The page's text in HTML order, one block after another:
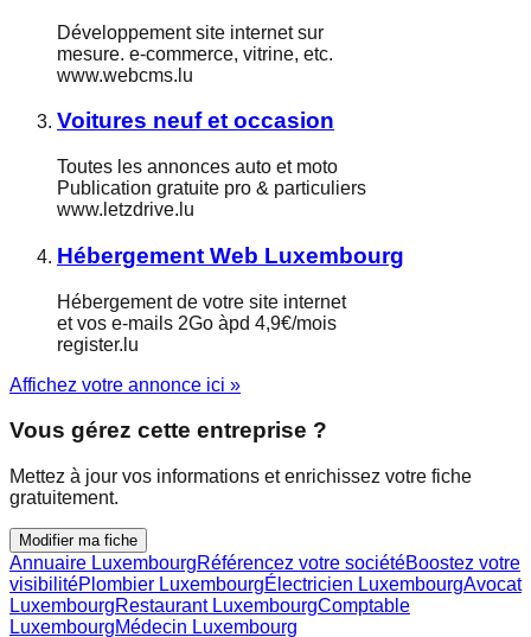
Développement site internet sur
mesure. e-commerce, vitrine, etc.
www.webcms.lu
Voitures neuf et occasion
Toutes les annonces auto et moto
Publication gratuite pro & particuliers
www.letzdrive.lu
Hébergement Web Luxembourg
Hébergement de votre site internet
et vos e-mails 2Go àpd 4,9€/mois
register.lu
Affichez votre annonce ici »
Vous gérez cette entreprise ?
Mettez à jour vos informations et enrichissez votre fiche
gratuitement.
Modifier ma fiche
Annuaire LuxembourgRéférencez votre sociétéBoostez votre
visibilitéPlombier LuxembourgÉlectricien LuxembourgAvocat
LuxembourgRestaurant LuxembourgComptable
LuxembourgMédecin Luxembourg